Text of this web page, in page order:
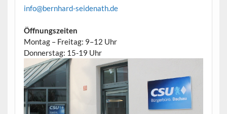
info@bernhard-seidenath.de
Öffnungszeiten
Montag – Freitag: 9–12 Uhr
Donnerstag: 15-19 Uhr